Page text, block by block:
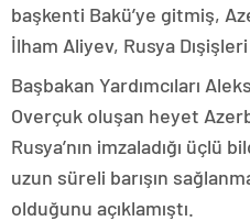
başkenti Bakü’ye gitmiş,
İlham Aliyev, Rusya
Başbakan Yardımcıları
Overçuk oluşan heyet
Rusya’nın imzaladığı üçlü
uzun süreli barışın
olduğunu açıklamıştı.